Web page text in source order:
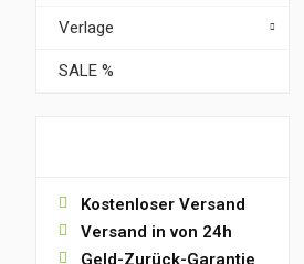
Verlage
SALE %
Kostenloser Versand
Versand in von 24h
Geld-Zurück-Garantie